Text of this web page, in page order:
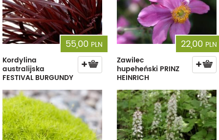
55,00 PLN
Kordylina
australijska
FESTIVAL BURGUNDY
22,00 PLN
Zawilec
hupeheński PRINZ
HEINRICH